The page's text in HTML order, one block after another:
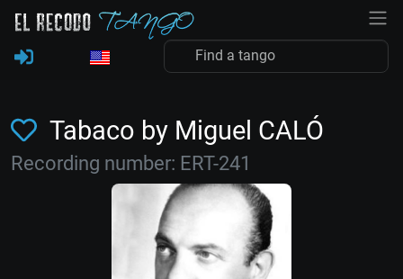
Tabaco by Miguel CALÓ
Recording number: ERT-241